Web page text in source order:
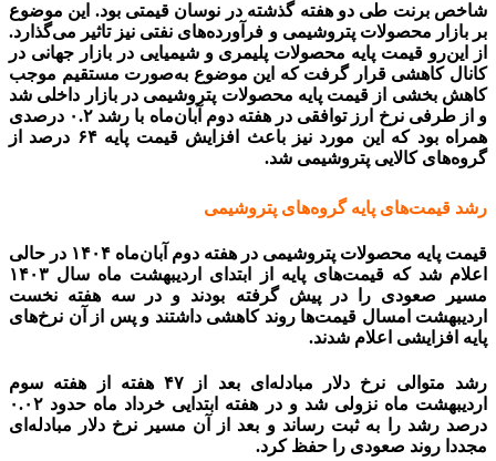
شاخص برنت طی دو هفته گذشته در نوسان قیمتی بود. این موضوع
بر بازار محصولات پتروشیمی و فرآورده‌های نفتی نیز تاثیر می‌گذارد.
از این‌رو قیمت پایه محصولات پلیمری و شیمیایی در بازار جهانی در
کانال کاهشی قرار گرفت که این موضوع به‌صورت مستقیم موجب
کاهش بخشی از قیمت پایه محصولات پتروشیمی در بازار داخلی شد
و از طرفی نرخ ارز توافقی در هفته دوم آبان‌ماه با رشد ۰.۲ درصدی
همراه بود که این مورد نیز باعث افزایش قیمت پایه ۶۴ درصد از
گروه‌های کالایی پتروشیمی شد.
رشد قیمت‌های پایه گروه‌های پتروشیمی
قیمت پایه محصولات پتروشیمی در هفته دوم آبان‌ماه ۱۴۰۴ در حالی
اعلام شد که قیمت‌های پایه از ابتدای اردیبهشت ‌ماه سال‌ ۱۴۰۳
مسیر صعودی را در پیش گرفته بودند و در سه هفته نخست
اردیبهشت امسال قیمت‌ها روند کاهشی داشتند و پس از آن نرخ‌های
پایه افزایشی اعلام شدند.
رشد متوالی نرخ دلار مبادله‌ای بعد از ۴۷ هفته از هفته سوم
اردیبهشت ماه نزولی شد و در هفته ابتدایی خرداد ماه حدود ۰.۰۲
درصد رشد را به ثبت رساند و بعد از آن مسیر نرخ دلار مبادله‌ای
مجددا روند صعودی را حفظ کرد.